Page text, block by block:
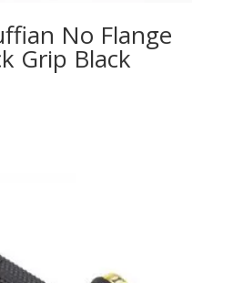
No Flange
Grip Black